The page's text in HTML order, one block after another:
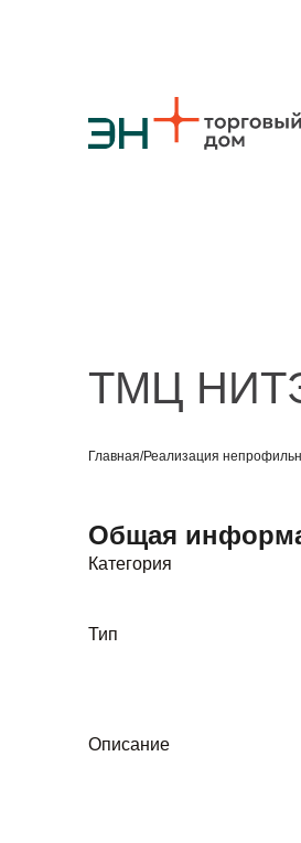
ТМЦ
Главная/Реализация
Общая
Категория
Тип
Описание